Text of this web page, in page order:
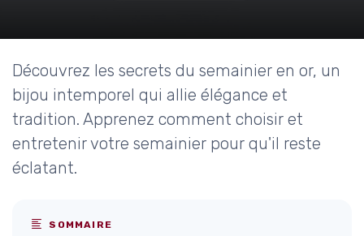
Découvrez les secrets du semainier en or, un
bijou intemporel qui allie élégance et
tradition. Apprenez comment choisir et
entretenir votre semainier pour qu'il reste
éclatant.
SOMMAIRE